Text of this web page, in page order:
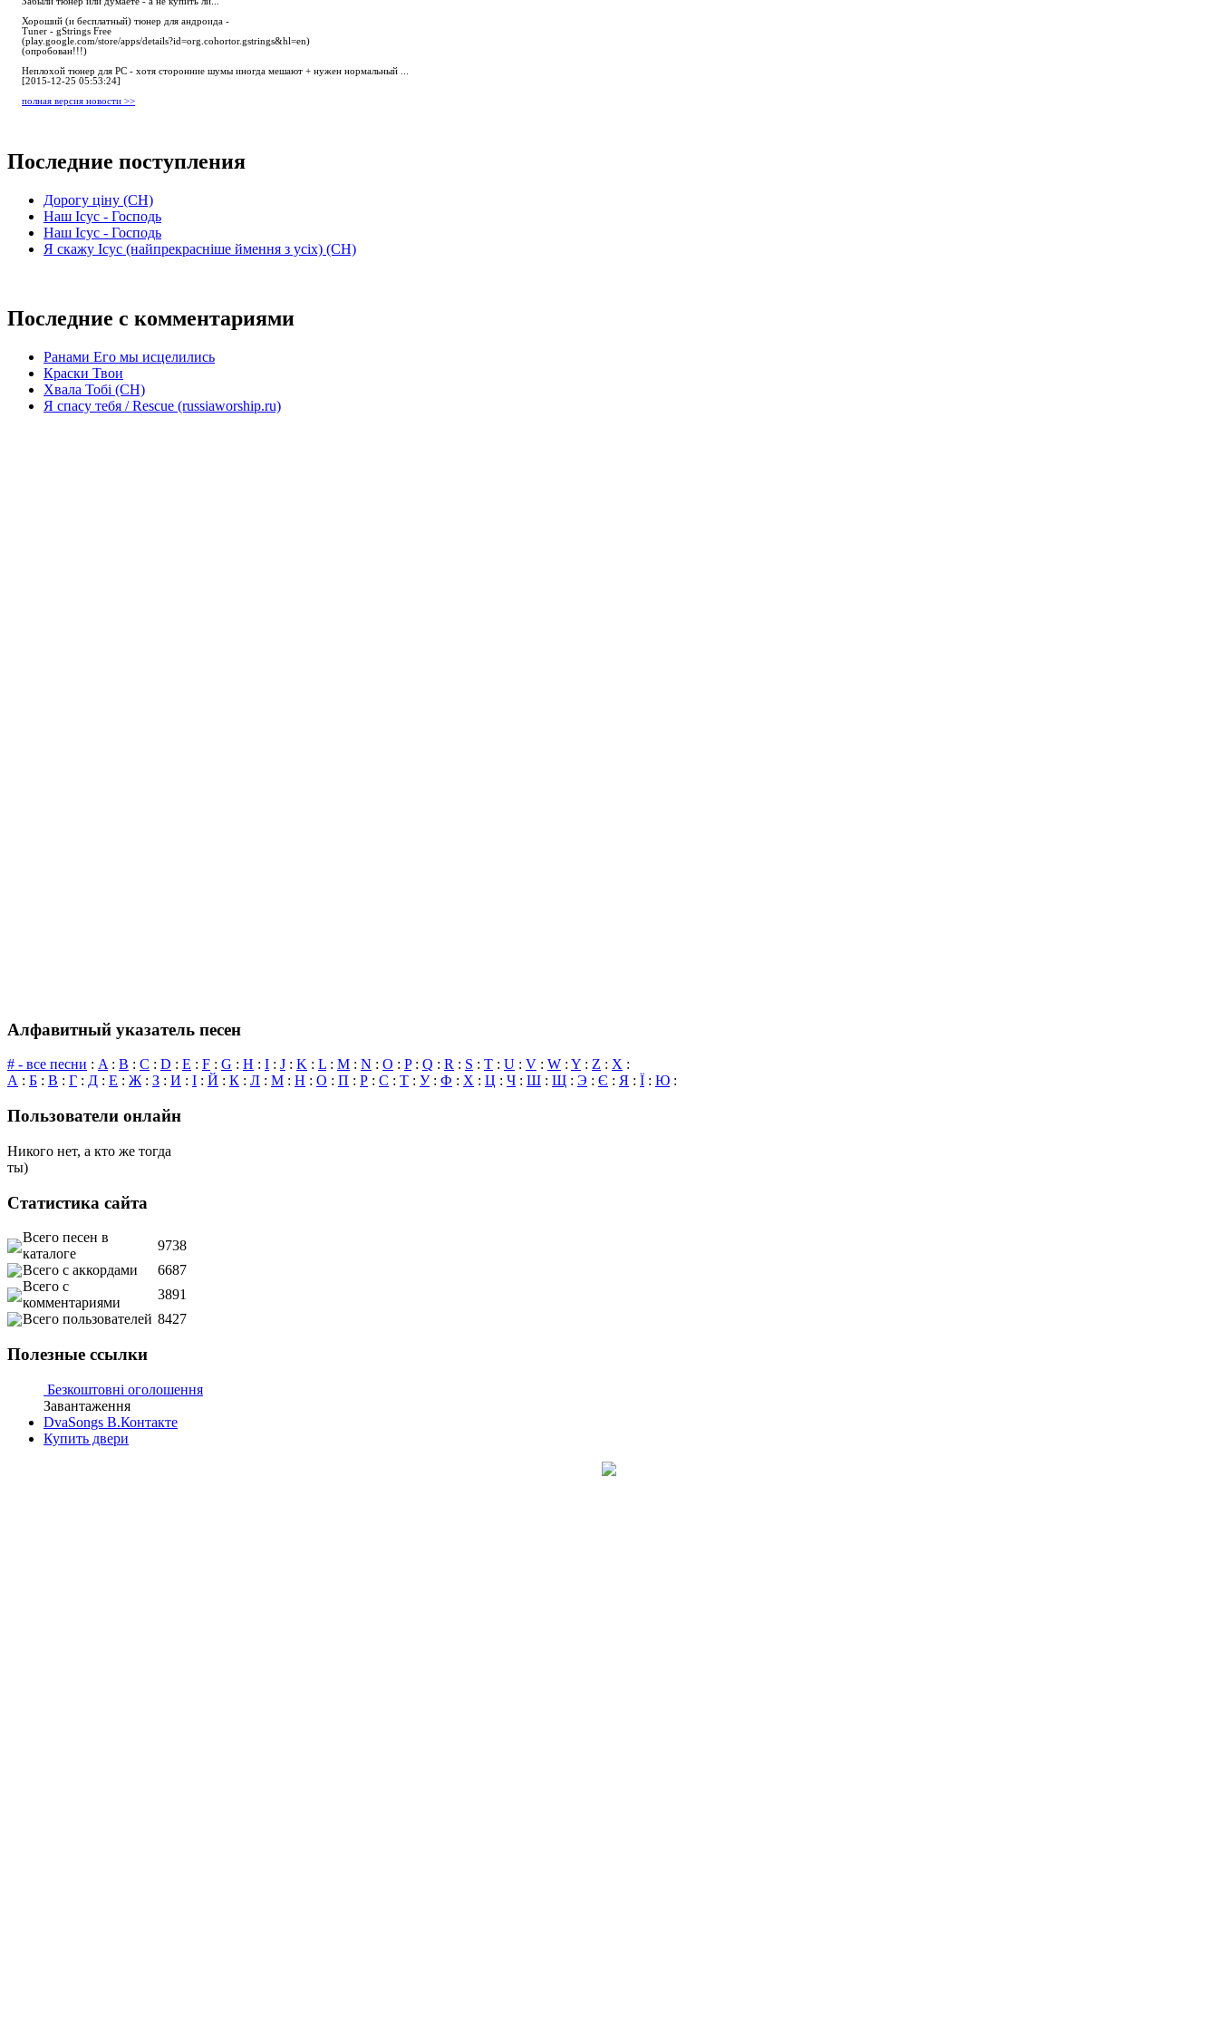
Хороший (и бесплатный) тюнер для андроида -
Tuner - gStrings Free
(play.google.com/store/apps/details?id=org.cohortor.gstrings&hl=en)
(опробован!!!)
Неплохой тюнер для РС - хотя сторонние шумы иногда мешают + нужен нормальный ...
[2015-12-25 05:53:24]
полная версия новости >>
Последние поступления
Дорогу ціну (СН)
Наш Ісус - Господь
Наш Ісус - Господь
Я скажу Ісус (найпрекрасніше ймення з усіх) (СН)
Последние с комментариями
Ранами Его мы исцелились
Краски Твои
Хвала Тобі (СН)
Я спасу тебя / Rescue (russiaworship.ru)
Алфавитный указатель песен
# - все песни : A: B : C : D : E : F : G : H : I : J : K : L : M : N : O : P: Q : R : S : T : U : V : W : Y : Z : X :
А : Б : В : Г : Д : Е : Ж: З : И : І : Й : К : Л : М : Н : О : П : Р : С : Т : У: Ф : Х : Ц : Ч : Ш : Щ : Э : Є : Я : Ї : Ю :
Пользователи онлайн
Никого нет, а кто же тогда
ты)
Статистика сайта
Всего песен в
каталоге
9738
Всего с аккордами
6687
Всего с
комментариями
3891
Всего пользователей 8427
Полезные ссылки
Безкоштовні оголошення
Завантаження
DvaSongs В.Контакте
Купить двери